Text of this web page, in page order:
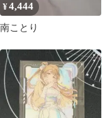
¥4,444
南ことり